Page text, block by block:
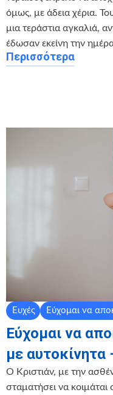
όμως, με άδεια χέρια.
μια τεράστια αγκαλιά,
έδωσαν εκείνη την
Περισσότερα
Ευχές Εύχομαι να
Εύχομαι να
με αυτοκίνητα
Ο Κριστιάν, με την
σταματήσει να